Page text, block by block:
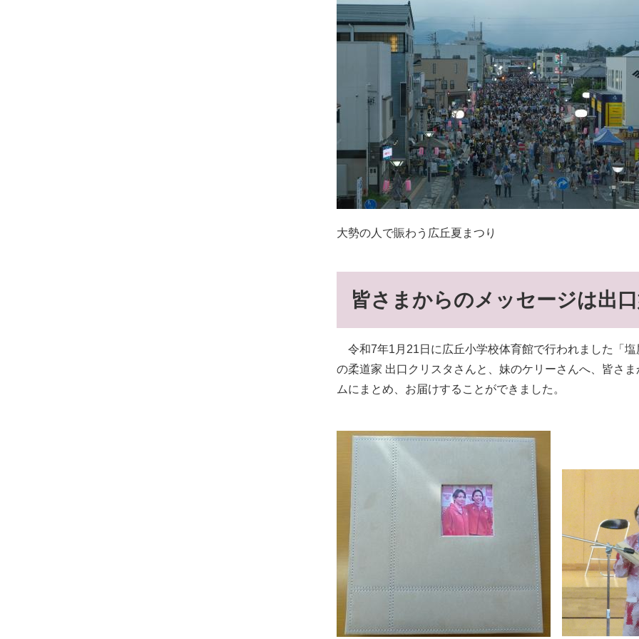
大勢の人で賑わう広丘夏まつり
皆さまからのメッセージは出
令和7年1月21日に広丘小学校体育館で行われました「
の柔道家 出口クリスタさんと、妹のケリーさんへ、皆さ
ムにまとめ、お届けすることができました。